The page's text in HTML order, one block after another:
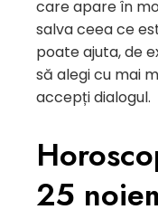
care apare în
salva ceea ce
poate ajuta, de
să alegi cu mai
accepți dialogul.
25